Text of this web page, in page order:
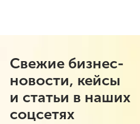
Свежие бизнес-
новости, кейсы
и статьи в наших
соцсетях